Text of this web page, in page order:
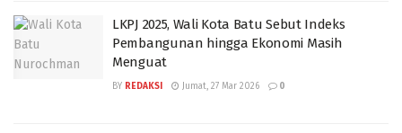
LKPJ 2025, Wali Kota Batu Sebut Indeks
Pembangunan hingga Ekonomi Masih
Menguat
BY REDAKSI Jumat, 27 Mar 2026 0